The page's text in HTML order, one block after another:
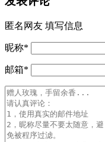
匿名网友 填写信息
昵称*
邮箱*